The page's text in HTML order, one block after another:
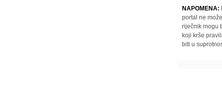
NAPOMENA:
portal ne
riječnik mogu
koji krše
biti u